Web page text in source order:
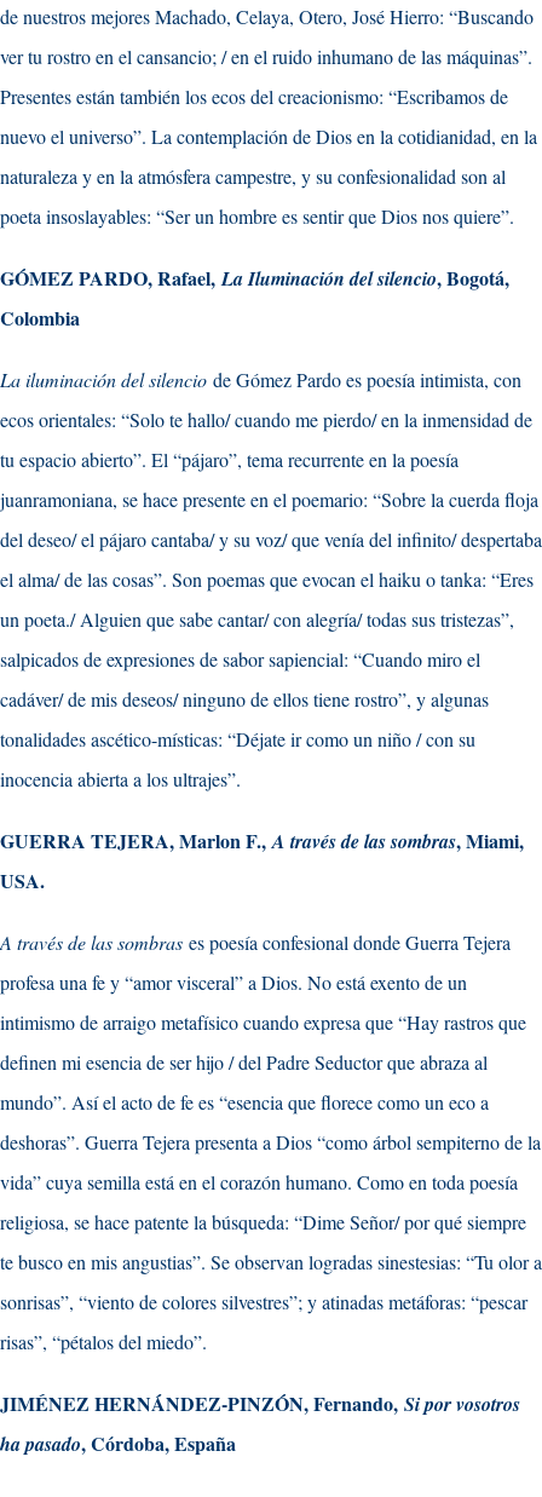
de nuestros mejores Machado, Celaya, Otero, José Hierro: “Buscando
ver tu rostro en el cansancio; / en el ruido inhumano de las máquinas”.
Presentes están también los ecos del creacionismo: “Escribamos de
nuevo el universo”. La contemplación de Dios en la cotidianidad, en la
naturaleza y en la atmósfera campestre, y su confesionalidad son al
poeta insoslayables: “Ser un hombre es sentir que Dios nos quiere”.
GÓMEZ PARDO, Rafael,La Iluminación del silencio, Bogotá,
Colombia
La iluminación del silencio de Gómez Pardo es poesía intimista, con
ecos orientales: “Solo te hallo/ cuando me pierdo/ en la inmensidad de
tu espacio abierto”. El “pájaro”, tema recurrente en la poesía
juanramoniana, se hace presente en el poemario: “Sobre la cuerda floja
del deseo/ el pájaro cantaba/ y su voz/ que venía del infinito/ despertaba
el alma/ de las cosas”. Son poemas que evocan el haiku o tanka: “Eres
un poeta./ Alguien que sabe cantar/ con alegría/ todas sus tristezas”,
salpicados de expresiones de sabor sapiencial: “Cuando miro el
cadáver/ de mis deseos/ ninguno de ellos tiene rostro”, y algunas
tonalidades ascético-místicas: “Déjate ir como un niño / con su
inocencia abierta a los ultrajes”.
GUERRA TEJERA, Marlon F.,A través de las sombras, Miami,
USA.
A través de las sombras es poesía confesional donde Guerra Tejera
profesa una fe y “amor visceral” a Dios. No está exento de un
intimismo de arraigo metafísico cuando expresa que “Hay rastros que
definen mi esencia de ser hijo / del Padre Seductor que abraza al
mundo”. Así el acto de fe es “esencia que florece como un eco a
deshoras”. Guerra Tejera presenta a Dios “como árbol sempiterno de la
vida” cuya semilla está en el corazón humano. Como en toda poesía
religiosa, se hace patente la búsqueda: “Dime Señor/ por qué siempre
te busco en mis angustias”. Se observan logradas sinestesias: “Tu olor a
sonrisas”, “viento de colores silvestres”; y atinadas metáforas: “pescar
risas”, “pétalos del miedo”.
JIMÉNEZ HERNÁNDEZ-PINZÓN, Fernando, Si por vosotros
ha pasado, Córdoba, España